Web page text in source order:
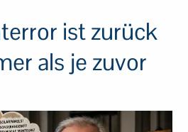
ist zurück
als je zuvor